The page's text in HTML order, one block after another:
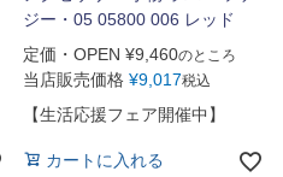
ジー・05 05800 006 レッド
定価・OPEN ¥9,460のところ
当店販売価格 ¥9,017税込
【生活応援フェア開催中】
カートに入れる